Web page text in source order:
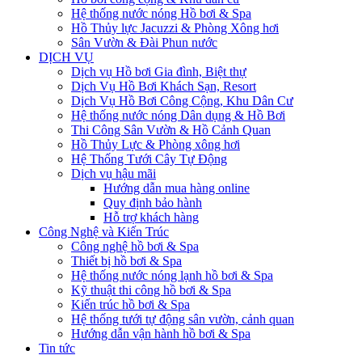
Hệ thống nước nóng Hồ bơi & Spa
Hồ Thủy lực Jacuzzi & Phòng Xông hơi
Sân Vườn & Đài Phun nước
DỊCH VỤ
Dịch vụ Hồ bơi Gia đình, Biệt thự
Dịch Vụ Hồ Bơi Khách Sạn, Resort
Dịch Vụ Hồ Bơi Công Cộng, Khu Dân Cư
Hệ thống nước nóng Dân dụng & Hồ Bơi
Thi Công Sân Vườn & Hồ Cảnh Quan
Hồ Thủy Lực & Phòng xông hơi
Hệ Thống Tưới Cây Tự Động
Dịch vụ hậu mãi
Hướng dẫn mua hàng online
Quy định bảo hành
Hỗ trợ khách hàng
Công Nghệ và Kiến Trúc
Công nghệ hồ bơi & Spa
Thiết bị hồ bơi & Spa
Hệ thống nước nóng lạnh hồ bơi & Spa
Kỹ thuật thi công hồ bơi & Spa
Kiến trúc hồ bơi & Spa
Hệ thống tưới tự động sân vườn, cảnh quan
Hướng dẫn vận hành hồ bơi & Spa
Tin tức